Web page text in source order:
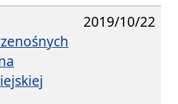
2019/10/22